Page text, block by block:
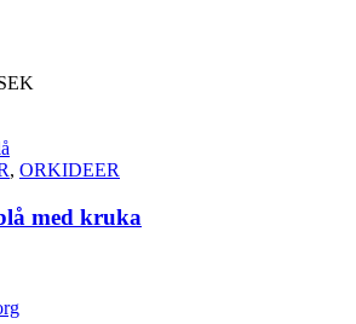
225
, ORKIDEER
med kruka